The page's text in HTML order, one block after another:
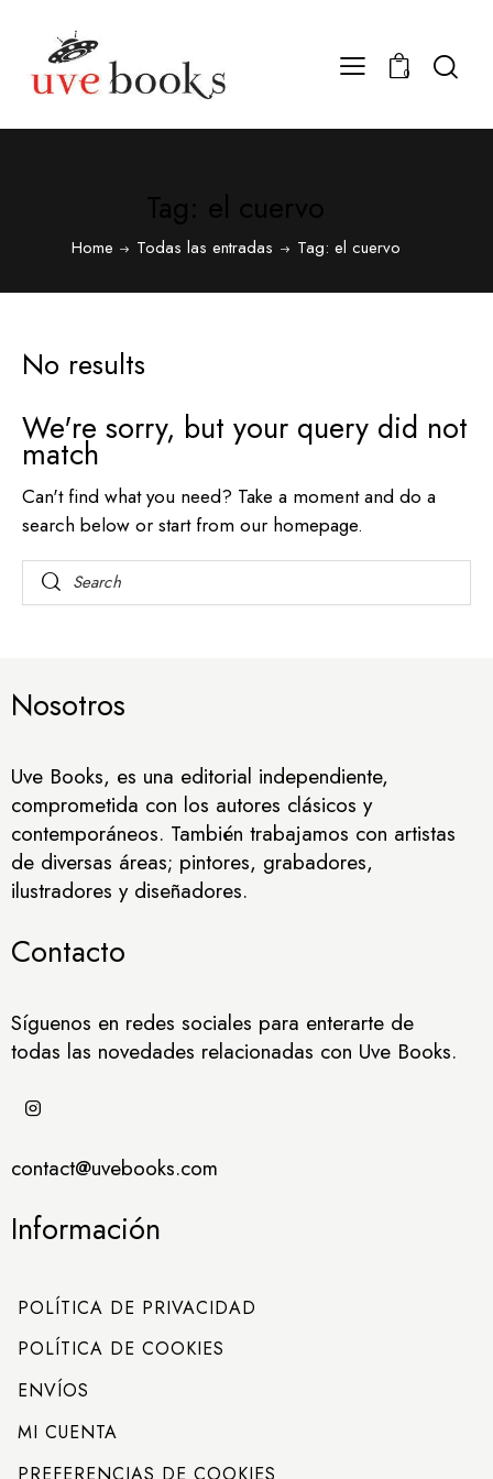
0
Home Todas las entradas Tag: el cuervo
No results
We're sorry, but your query did not
match
Can't find what you need? Take a moment and do a
search below or start from our homepage.
Nosotros
Uve Books, es una editorial independiente,
comprometida con los autores clásicos y
contemporáneos. También trabajamos con artistas
de diversas áreas; pintores, grabadores,
ilustradores y diseñadores.
Contacto
Síguenos en redes sociales para enterarte de
todas las novedades relacionadas con Uve Books.
contact@uvebooks.com
Información
POLÍTICA DE PRIVACIDAD
POLÍTICA DE COOKIES
ENVÍOS
MI CUENTA
PREFERENCIAS DE COOKIES